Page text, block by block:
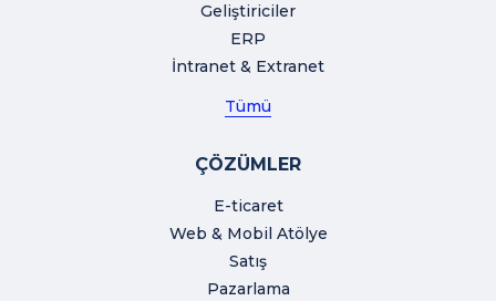
Geliştiriciler
ERP
İntranet & Extranet
Tümü
ÇÖZÜMLER
E-ticaret
Web & Mobil Atölye
Satış
Pazarlama